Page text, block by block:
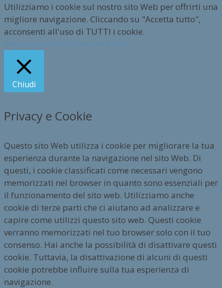
Utilizziamo i cookie sul nostro sito Web per offrirti una
migliore navigazione. Cliccando su "Accetta tutto",
acconsenti all'uso di TUTTI i cookie.
Chiudi
Privacy e Cookie
Questo sito Web utilizza i cookie per migliorare la tua
esperienza durante la navigazione nel sito Web. Di
questi, i cookie classificati come necessari vengono
memorizzati nel browser in quanto sono essenziali per
il funzionamento del sito web. Utilizziamo anche
cookie di terze parti che ci aiutano ad analizzare e
capire come utilizzi questo sito web. Questi cookie
verranno memorizzati nel tuo browser solo con il tuo
consenso. Hai anche la possibilità di disattivare questi
cookie. Tuttavia, la disattivazione di alcuni di questi
cookie potrebbe influire sulla tua esperienza di
navigazione.